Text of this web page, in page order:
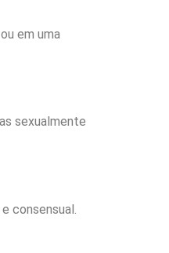
em uma
sexualmente
consensual.